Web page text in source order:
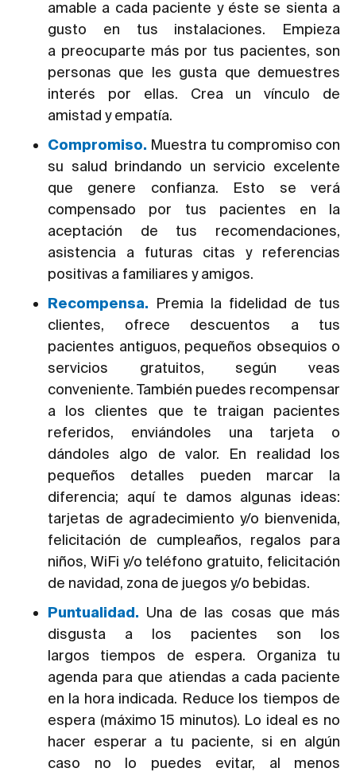
amable a cada paciente y éste se sienta a
gusto en tus instalaciones. Empieza
a preocuparte más por tus pacientes, son
personas que les gusta que demuestres
interés por ellas. Crea un vínculo de
amistad y empatía.
Compromiso. Muestra tu compromiso con
su salud brindando un servicio excelente
que genere confianza. Esto se verá
compensado por tus pacientes en la
aceptación de tus recomendaciones,
asistencia a futuras citas y referencias
positivas a familiares y amigos.
Recompensa. Premia la fidelidad de tus
clientes, ofrece descuentos a tus
pacientes antiguos, pequeños obsequios o
servicios gratuitos, según veas
conveniente. También puedes recompensar
a los clientes que te traigan pacientes
referidos, enviándoles una tarjeta o
dándoles algo de valor. En realidad los
pequeños detalles pueden marcar la
diferencia; aquí te damos algunas ideas:
tarjetas de agradecimiento y/o bienvenida,
felicitación de cumpleaños, regalos para
niños, WiFi y/o teléfono gratuito, felicitación
de navidad, zona de juegos y/o bebidas.
Puntualidad. Una de las cosas que más
disgusta a los pacientes son los
largos tiempos de espera. Organiza tu
agenda para que atiendas a cada paciente
en la hora indicada. Reduce los tiempos de
espera (máximo 15 minutos). Lo ideal es no
hacer esperar a tu paciente, si en algún
caso no lo puedes evitar, al menos